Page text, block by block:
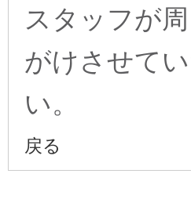
スタッフが
がけさせて
い。
戻る